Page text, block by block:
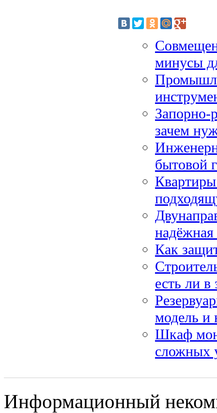
минусы
Запорно-
зачем
бытовой
Как
есть ли
модель и
Шкаф
сложных
Информационный